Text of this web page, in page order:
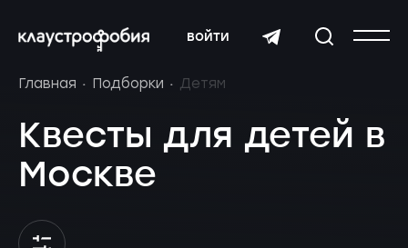
войти
Главная Подборки Детям
Квесты для детей в
Москве